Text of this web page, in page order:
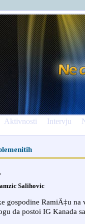
Aktivnosti Intervju
Salihovic
gospodine RamiÄ‡u na
da postoi IG Kanada